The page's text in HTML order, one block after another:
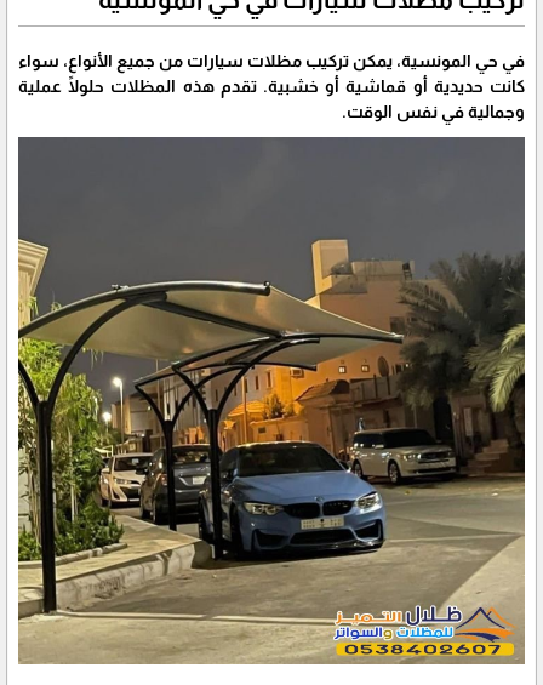
في حي المونسية، يمكن تركيب مظلات سيارات من جميع الأنواع، سواء
كانت حديدية أو قماشية أو خشبية. تقدم هذه المظلات حلولًا عملية
وجمالية في نفس الوقت.